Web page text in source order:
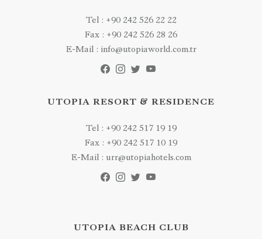
Tel : +90 242 526 22 22
Fax : +90 242 526 28 26
E-Mail : info@utopiaworld.com.tr
UTOPIA RESORT & RESIDENCE
Tel : +90 242 517 19 19
Fax : +90 242 517 10 19
E-Mail : urr@utopiahotels.com
UTOPIA BEACH CLUB